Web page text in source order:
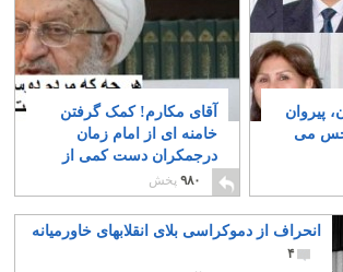
پیروان
نجس می
آقای مکارم! کمک گرفتن
خامنه ای از امام زمان
درجمکران دست کمی از
گاوپرستی ندارد.
۹۸۰ پخش
انحراف از دموکراسی بلای انقلابهای خاورمیانه
۴